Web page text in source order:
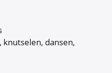
knutselen, dansen,